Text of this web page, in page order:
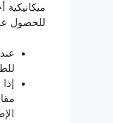
للحصول على